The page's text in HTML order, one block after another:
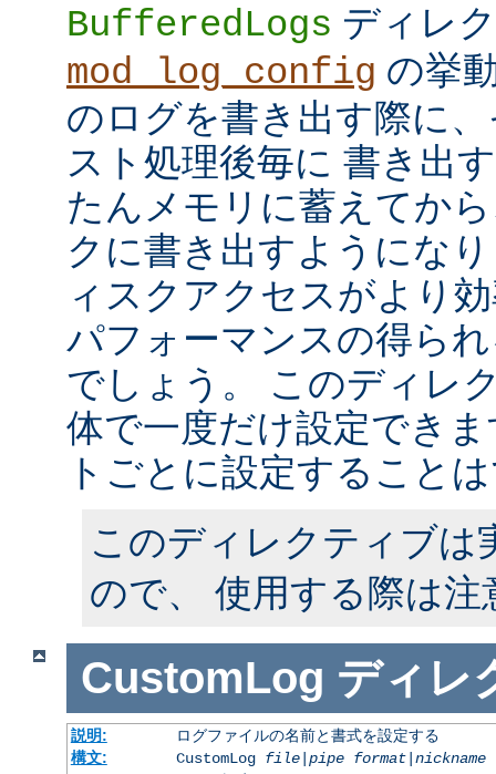
BufferedLogs ディレ
mod_log_config の挙
のログを書き出す際に
スト処理後毎に 書き出
たんメモリに蓄えてか
クに書き出すようにな
ィスクアクセスがより
パフォーマンスの得ら
でしょう。 このディレ
体で一度だけ設定でき
トごとに設定すること
このディレクティブは
ので、 使用する際は
CustomLog ディレ
説明:
ログファイルの名前と書式を設定する
構文:
CustomLog file|pipe format|nickname